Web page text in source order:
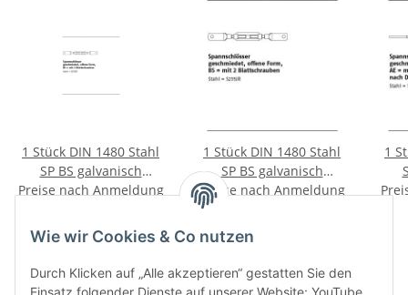
1 Stück DIN 1480 Stahl
SP BS galvanisch
verzinkt Spannschlösser
Form mit 2
Blattschraube SP BS
M16 mm
Preise nach Anmeldung
1 Stück DIN 1480 Stahl
SP BS galvanisch
verzinkt Spannschlösser
geschmiedet offene
Blattschraube SP BS
M12 mm
Preise nach Anmeldung
1
Kategorien
Wie wir Cookies & Co nutzen
Durch Klicken auf „Alle akzeptieren“ gestatten Sie den